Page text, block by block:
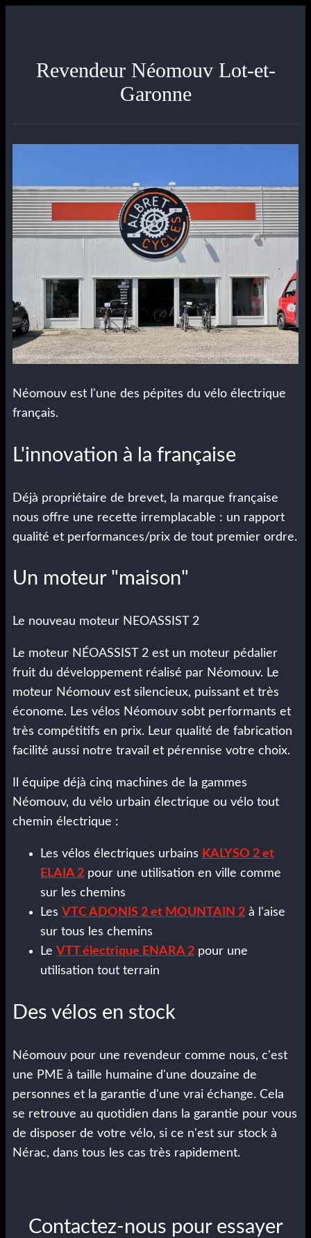
Revendeur Néomouv Lot-et-
Garonne
Néomouv est l'une des pépites du vélo électrique
français.
L'innovation à la française
Déjà propriétaire de brevet, la marque française
nous offre une recette irremplacable : un rapport
qualité et performances/prix de tout premier ordre.
Un moteur "maison"
Le nouveau moteur NEOASSIST 2
Le moteur NÉOASSIST 2 est un moteur pédalier
fruit du développement réalisé par Néomouv. Le
moteur Néomouv est silencieux, puissant et très
économe. Les vélos Néomouv sobt performants et
très compétitifs en prix. Leur qualité de fabrication
facilité aussi notre travail et pérennise votre choix.
Il équipe déjà cinq machines de la gammes
Néomouv, du vélo urbain électrique ou vélo tout
chemin électrique :
Les vélos électriques urbains KALYSO 2 et
ELAIA 2 pour une utilisation en ville comme
sur les chemins
Les VTC ADONIS 2 et MOUNTAIN 2 à l'aise
sur tous les chemins
Le VTT électrique ENARA 2 pour une
utilisation tout terrain
Des vélos en stock
Néomouv pour une revendeur comme nous, c'est
une PME à taille humaine d'une douzaine de
personnes et la garantie d'une vrai échange. Cela
se retrouve au quotidien dans la garantie pour vous
de disposer de votre vélo, si ce n'est sur stock à
Nérac, dans tous les cas très rapidement.
Contactez-nous pour essayer